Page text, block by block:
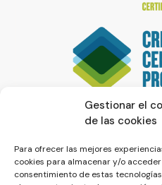
Gestionar el
de las cookies
Para ofrecer las mejores
cookies para almacenar y/o
consentimiento de estas